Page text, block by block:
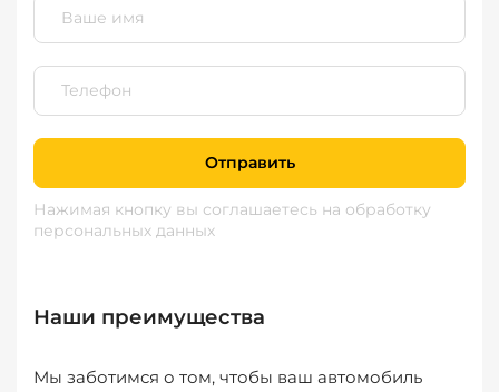
Отправить
Нажимая кнопку вы соглашаетесь на обработку
персональных данных
Наши преимущества
Мы заботимся о том, чтобы ваш автомобиль